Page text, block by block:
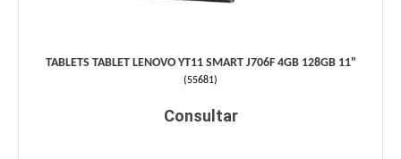
TABLETS TABLET LENOVO YT11 SMART J706F 4GB 128GB 11"
(55681)
Consultar